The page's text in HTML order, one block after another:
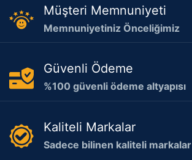
Müşteri Memnuniyeti
Memnuniyetiniz Önceliğimiz
Güvenli Ödeme
%100 güvenli ödeme altyapısı
Kaliteli Markalar
Sadece bilinen kaliteli markalar